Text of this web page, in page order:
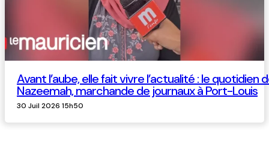
Avant l’aube, elle fait vivre l’actualité : le quotidien
Nazeemah, marchande de journaux à Port-Louis
30 Juil 2026 15h50